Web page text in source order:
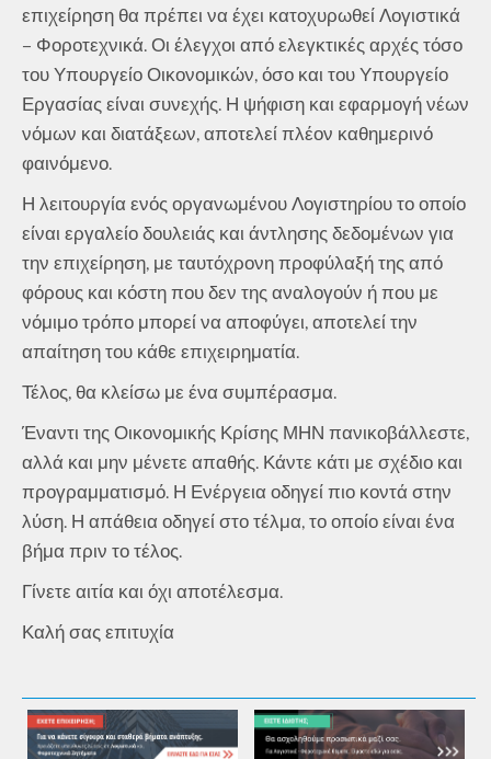
επιχείρηση θα πρέπει να έχει κατοχυρωθεί Λογιστικά
– Φοροτεχνικά. Οι έλεγχοι από ελεγκτικές αρχές τόσο
του Υπουργείο Οικονομικών, όσο και του Υπουργείο
Εργασίας είναι συνεχής. Η ψήφιση και εφαρμογή νέων
νόμων και διατάξεων, αποτελεί πλέον καθημερινό
φαινόμενο.
Η λειτουργία ενός οργανωμένου Λογιστηρίου το οποίο
είναι εργαλείο δουλειάς και άντλησης δεδομένων για
την επιχείρηση, με ταυτόχρονη προφύλαξή της από
φόρους και κόστη που δεν της αναλογούν ή που με
νόμιμο τρόπο μπορεί να αποφύγει, αποτελεί την
απαίτηση του κάθε επιχειρηματία.
Τέλος, θα κλείσω με ένα συμπέρασμα.
Έναντι της Οικονομικής Κρίσης ΜΗΝ πανικοβάλλεστε,
αλλά και μην μένετε απαθής. Κάντε κάτι με σχέδιο και
προγραμματισμό. Η Ενέργεια οδηγεί πιο κοντά στην
λύση. Η απάθεια οδηγεί στο τέλμα, το οποίο είναι ένα
βήμα πριν το τέλος.
Γίνετε αιτία και όχι αποτέλεσμα.
Καλή σας επιτυχία